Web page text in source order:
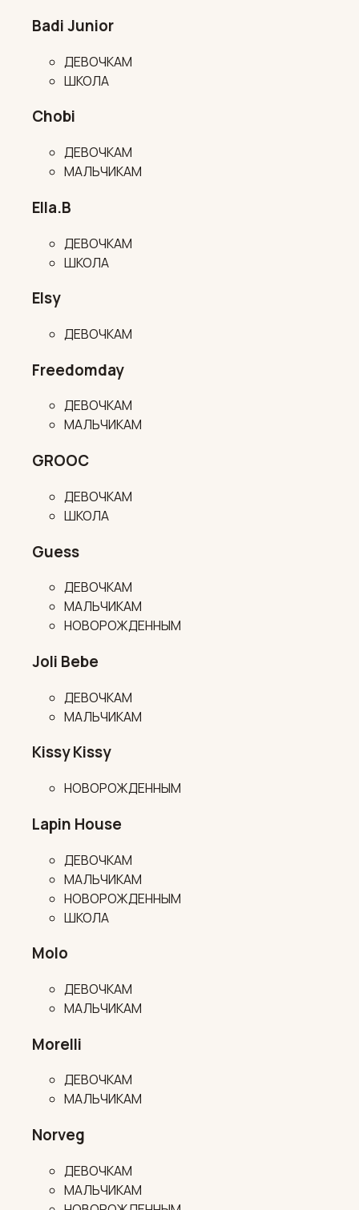
Badi Junior
ДЕВОЧКАМ
ШКОЛА
Chobi
ДЕВОЧКАМ
МАЛЬЧИКАМ
Ella.B
ДЕВОЧКАМ
ШКОЛА
Elsy
ДЕВОЧКАМ
Freedomday
ДЕВОЧКАМ
МАЛЬЧИКАМ
GROOC
ДЕВОЧКАМ
ШКОЛА
Guess
ДЕВОЧКАМ
МАЛЬЧИКАМ
НОВОРОЖДЕННЫМ
Joli Bebe
ДЕВОЧКАМ
МАЛЬЧИКАМ
Kissy Kissy
НОВОРОЖДЕННЫМ
Lapin House
ДЕВОЧКАМ
МАЛЬЧИКАМ
НОВОРОЖДЕННЫМ
ШКОЛА
Molo
ДЕВОЧКАМ
МАЛЬЧИКАМ
Morelli
ДЕВОЧКАМ
МАЛЬЧИКАМ
Norveg
ДЕВОЧКАМ
МАЛЬЧИКАМ